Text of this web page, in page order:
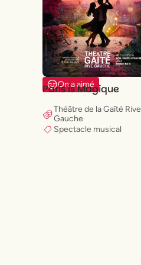
On a aimé
Paris is Magique
Théâtre de la Gaîté Rive
Gauche
Spectacle musical